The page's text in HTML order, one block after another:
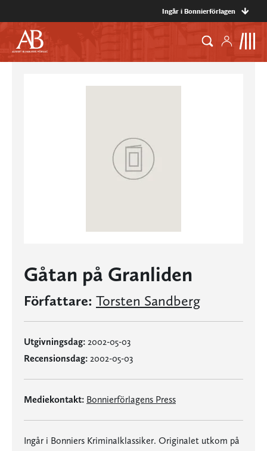
Ingår i Bonnierförlagen
Gåtan på Granliden
Författare: Torsten Sandberg
Utgivningsdag: 2002-05-03
Recensionsdag: 2002-05-03
Mediekontakt: Bonnierförlagens Press
Ingår i Bonniers Kriminalklassiker. Originalet utkom på